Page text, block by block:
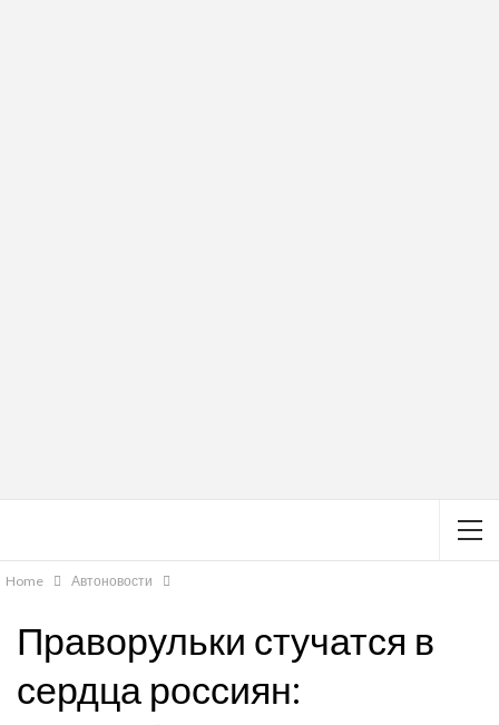
Home Автоновости
Праворульки стучатся в
сердца россиян: